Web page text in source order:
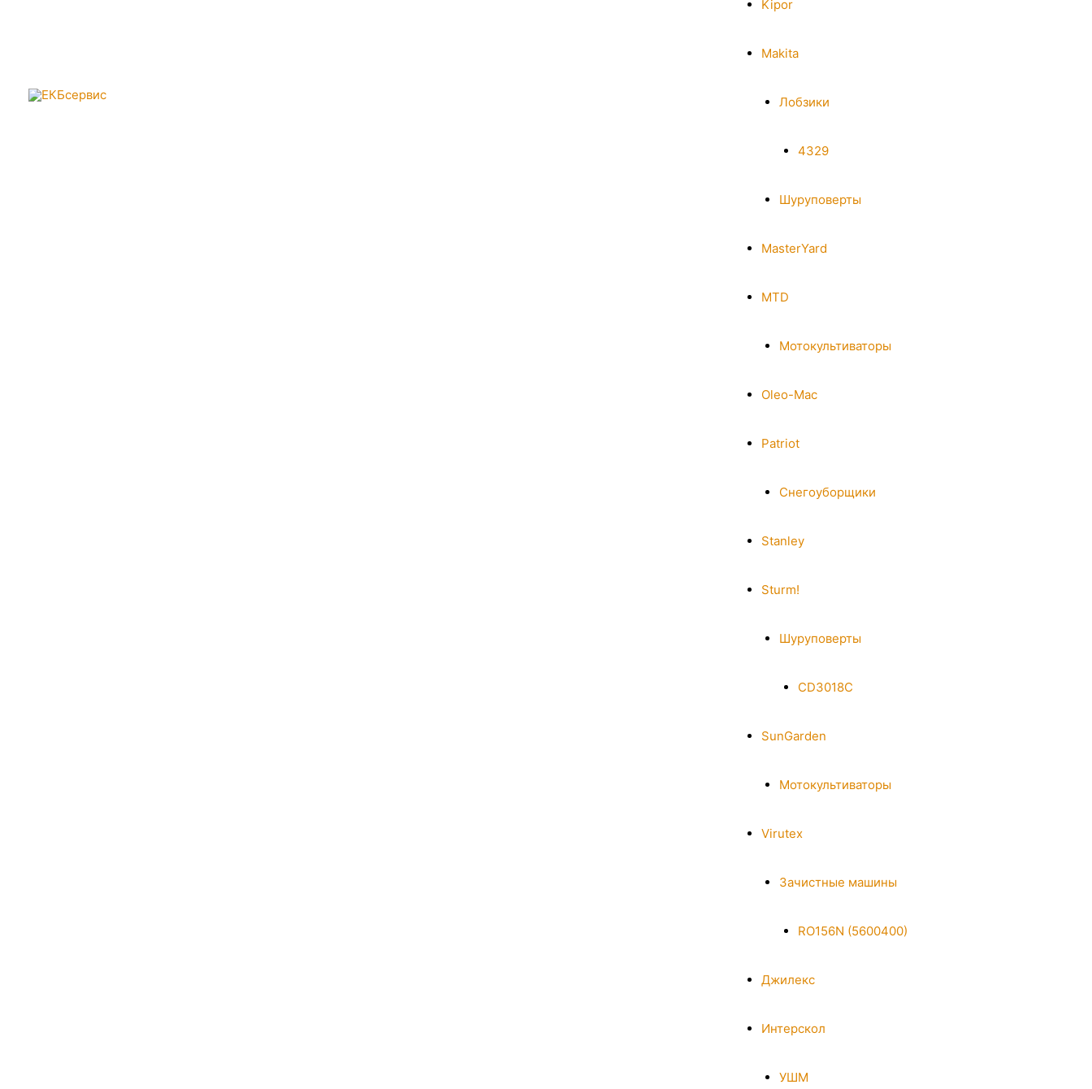
Kipor
Makita
Лобзики
4329
Шуруповерты
MasterYard
MTD
Мотокультиваторы
Oleo-Mac
Patriot
Снегоуборщики
Stanley
Sturm!
Шуруповерты
CD3018C
SunGarden
Мотокультиваторы
Virutex
Зачистные машины
RO156N (5600400)
Джилекс
Интерскол
УШМ